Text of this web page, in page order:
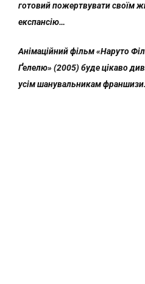
готовий пожертвувати своїм
експансію…
Анімаційний фільм «Наруто
Ґелелю» (2005) буде цікаво
усім шанувальникам франшизи.